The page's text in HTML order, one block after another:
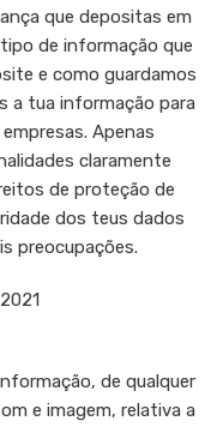
que depositas em
de informação que
e como guardamos
a tua informação para
Apenas
claramente
de proteção de
dos teus dados
preocupações.
de qualquer
e imagem, relativa a